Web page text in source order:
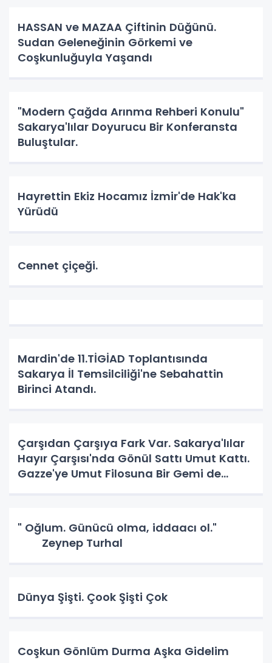
HASSAN ve MAZAA Çiftinin Düğünü.
Sudan Geleneğinin Görkemi ve
Coşkunluğuyla Yaşandı
"Modern Çağda Arınma Rehberi Konulu"
Sakarya'lılar Doyurucu Bir Konferansta
Buluştular.
Hayrettin Ekiz Hocamız İzmir'de Hak'ka
Yürüdü
Cennet çiçeği.
Mardin'de 11.TİGİAD Toplantısında
Sakarya İl Temsilciliği'ne Sebahattin
Birinci Atandı.
Çarşıdan Çarşıya Fark Var. Sakarya'lılar
Hayır Çarşısı'nda Gönül Sattı Umut Kattı.
Gazze'ye Umut Filosuna Bir Gemi de
" Oğlum. Günücü olma, iddaacı ol."
Zeynep Turhal
Dünya Şişti. Çook Şişti Çok
Coşkun Gönlüm Durma Aşka Gidelim